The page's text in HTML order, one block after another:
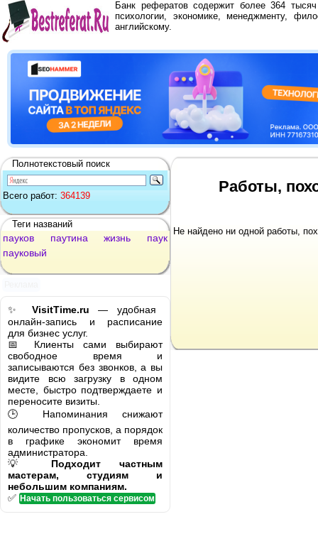
Банк рефератов содержит более 364
психологии, экономике, менеджменту,
английскому.
Полнотекстовый поиск
Всего работ: 364139
Теги названий
пауков паутина жизнь
паук
пауковый
✨ VisitTime.ru — удобная
онлайн-запись и расписание
для бизнес услуг.
📅 Клиенты сами выбирают
свободное время и
записываются без звонков, а вы
видите всю загрузку в одном
месте, быстро подтверждаете и
переносите визиты.
🕒 Напоминания снижают
количество пропусков, а порядок
в графике экономит время
администратора.
💡 Подходит частным
мастерам, студиям и
небольшим компаниям.
✅ Начать пользоваться сервисом
Работы,
Не найдено ни одной работы,